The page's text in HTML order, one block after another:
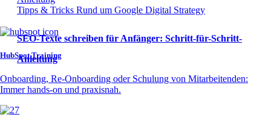
HubSpot Training
Onboarding, Re-Onboarding oder Schulung von Mitarbeitenden:
Immer hands-on und praxisnah.
Tipps & Tricks Rund um Google Digital Strategy
SEO-Texte schreiben für Anfänger: Schritt-für-Schritt-
Anleitung